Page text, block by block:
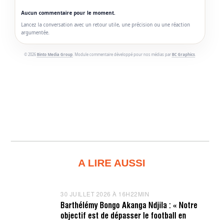
Aucun commentaire pour le moment.
Lancez la conversation avec un retour utile, une précision ou une réaction
argumentée.
© 2026 Binto Media Group. Module commentaire développé pour nos médias par BC Graphics.
A LIRE AUSSI
30 JUILLET 2026 À 16H22MIN
0
J
U
Barthélémy Bongo Akanga Ndjila : « Notre
objectif est de dépasser le football en